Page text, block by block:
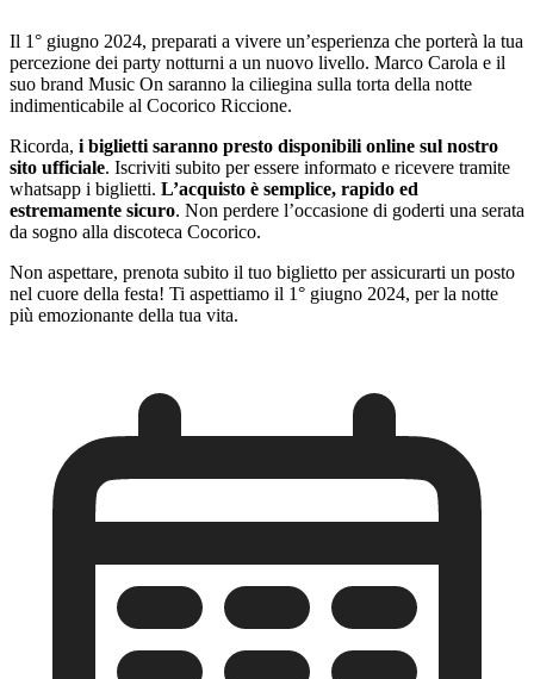
Il 1° giugno 2024, preparati a vivere un’esperienza che porterà la tua
percezione dei party notturni a un nuovo livello. Marco Carola e il
suo brand Music On saranno la ciliegina sulla torta della notte
indimenticabile al Cocorico Riccione.
Ricorda, i biglietti saranno presto disponibili online sul nostro
sito ufficiale. Iscriviti subito per essere informato e ricevere tramite
whatsapp i biglietti. L’acquisto è semplice, rapido ed
estremamente sicuro. Non perdere l’occasione di goderti una serata
da sogno alla discoteca Cocorico.
Non aspettare, prenota subito il tuo biglietto per assicurarti un posto
nel cuore della festa! Ti aspettiamo il 1° giugno 2024, per la notte
più emozionante della tua vita.